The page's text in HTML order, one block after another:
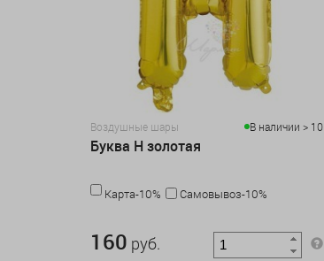
Воздушные шары В наличии > 10
Буква Н золотая
Карта-10%
Самовывоз-10%
160 руб.